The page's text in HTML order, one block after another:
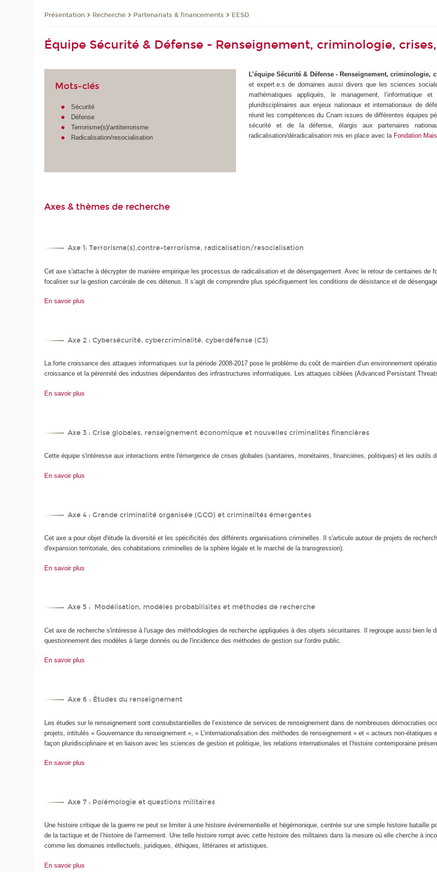
Présentation Recherche Partenariats & financements EESD
Équipe Sécurité & Défense - Renseignement, criminologie, crises,
Mots-clés
Sécurité
Défense
Terrorisme(s)/antiterrorisme
Radicalisation/resocialisation
L’équipe Sécurité & Défense - Renseignement, criminologie,
et expert.e.s de domaines aussi divers que les sciences
mathématiques appliqués, le management, l’informatique
pluridisciplinaires aux enjeux nationaux et internationaux de
réunit les compétences du Cnam issues de différentes équipes
sécurité et de la défense, élargis aux partenaires
radicalisation/déradicalisation mis en place avec la Fondation
Axes & thèmes de recherche
Axe 1: Terrorisme(s),contre-terrorisme, radicalisation/resocialisation
Cet axe s'attache à décrypter de manière empirique les processus de radicalisation et de désengagement. Avec le retour de centaines de
focaliser sur la gestion carcérale de ces détenus. Il s’agit de comprendre plus spécifiquement les conditions de désistance et de
En savoir plus
Axe 2 : Cybersécurité, cybercriminalité, cyberdéfense (C3)
La forte croissance des attaques informatiques sur la période 2008-2017 pose le problème du coût de maintien d’un environnement
croissance et la pérennité des industries dépendantes des infrastructures informatiques. Les attaques ciblées (Advanced Persistant
En savoir plus
Axe 3 : Crise globales, renseignement économique et nouvelles criminalités financières
Cette équipe s'intéresse aux interactions entre l'émergence de crises globales (sanitaires, monétaires, financières, politiques) et les outils
En savoir plus
Axe 4 : Grande criminalité organisée (GCO) et criminalités émergentes
Cet axe a pour objet d'étude la diversité et les spécificités des différents organisations criminelles. Il s'articule autour de projets de
d'expansion territoriale, des cohabitations criminelles de la sphère légale et le marché de la transgression).
En savoir plus
Axe 5 : Modélisation, modèles probabilisites et méthodes de recherche
Cet axe de recherche s'intéresse à l'usage des méthodologies de recherche appliquées à des objets sécuritaires. Il regroupe aussi bien le
questionnement des modèles à large donnés ou de l'incidence des méthodes de gestion sur l'ordre public.
En savoir plus
Axe 6 : Études du renseignement
Les études sur le renseignement sont consubstantielles de l’existence de services de renseignement dans de nombreuses démocraties
projets, intitulés « Gouvernance du renseignement », « L’internationalisation des méthodes de renseignement » et « acteurs non-
façon pluridisciplinaire et en liaison avec les sciences de gestion et politique, les relations internationales et l’histoire contemporaine
En savoir plus
Axe 7 : Polémologie et questions militaires
Une histoire critique de la guerre ne peut se limiter à une histoire événementielle et hégémonique, centrée sur une simple histoire bataille
de la tactique et de l’histoire de l’armement. Une telle histoire rompt avec cette histoire des militaires dans la mesure où elle cherche à
comme les domaines intellectuels, juridiques, éthiques, littéraires et artistiques.
En savoir plus